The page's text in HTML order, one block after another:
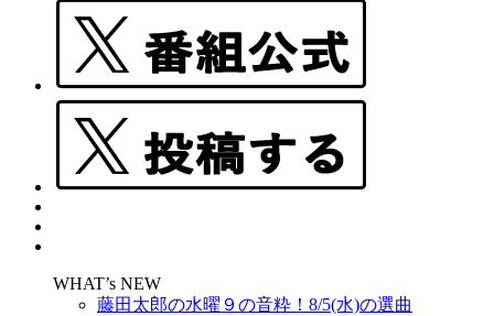
WHAT’s NEW
藤田太郎の水曜９の音粋！8/5(水)の選曲